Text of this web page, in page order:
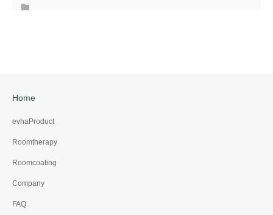
Home
evhaProduct
Roomtherapy
Roomcoating
Company
FAQ